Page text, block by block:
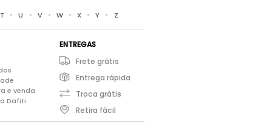
T • U • V • W • X • Y • Z
e venda
Dafiti
ENTREGAS
Frete grátis
Entrega rápida
Troca grátis
Retira fácil